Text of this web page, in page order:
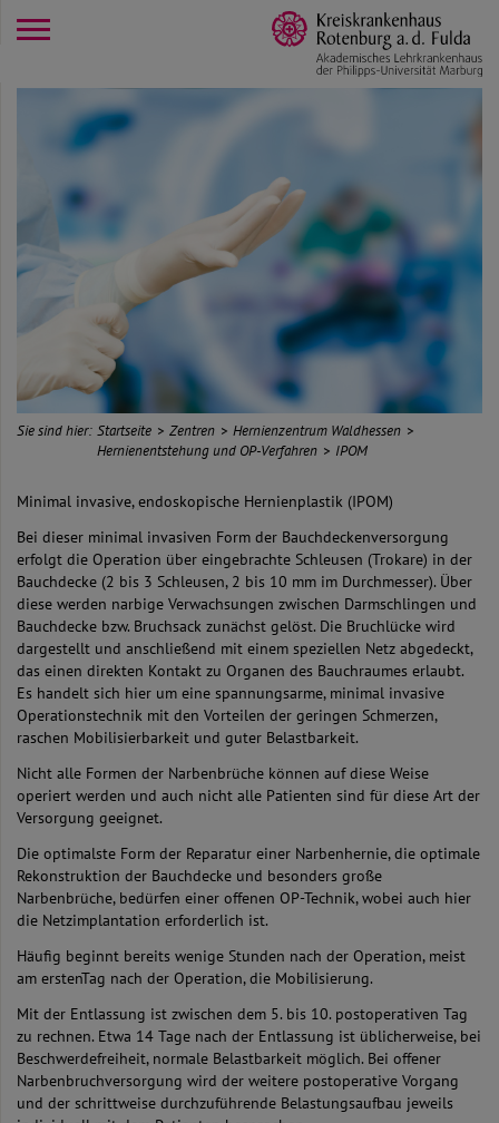
Sie sind hier: Startseite Zentren
Hernienzentrum Waldhessen
Hernienentstehung und OP-Verfahren
IPOM
Minimal invasive, endoskopische Hernienplastik (IPOM)
Bei dieser minimal invasiven Form der Bauchdeckenversorgung
erfolgt die Operation über eingebrachte Schleusen (Trokare) in der
Bauchdecke (2 bis 3 Schleusen, 2 bis 10 mm im Durchmesser). Über
diese werden narbige Verwachsungen zwischen Darmschlingen und
Bauchdecke bzw. Bruchsack zunächst gelöst. Die Bruchlücke wird
dargestellt und anschließend mit einem speziellen Netz abgedeckt,
das einen direkten Kontakt zu Organen des Bauchraumes erlaubt.
Es handelt sich hier um eine spannungsarme, minimal invasive
Operationstechnik mit den Vorteilen der geringen Schmerzen,
raschen Mobilisierbarkeit und guter Belastbarkeit.
Nicht alle Formen der Narbenbrüche können auf diese Weise
operiert werden und auch nicht alle Patienten sind für diese Art der
Versorgung geeignet.
Die optimalste Form der Reparatur einer Narbenhernie, die optimale
Rekonstruktion der Bauchdecke und besonders große
Narbenbrüche, bedürfen einer offenen OP-Technik, wobei auch hier
die Netzimplantation erforderlich ist.
Häufig beginnt bereits wenige Stunden nach der Operation, meist
am erstenTag nach der Operation, die Mobilisierung.
Mit der Entlassung ist zwischen dem 5. bis 10. postoperativen Tag
zu rechnen. Etwa 14 Tage nach der Entlassung ist üblicherweise, bei
Beschwerdefreiheit, normale Belastbarkeit möglich. Bei offener
Narbenbruchversorgung wird der weitere postoperative Vorgang
und der schrittweise durchzuführende Belastungsaufbau jeweils